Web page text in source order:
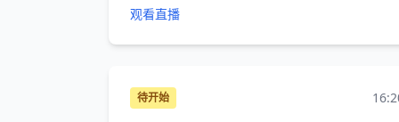
观看直播
待开始